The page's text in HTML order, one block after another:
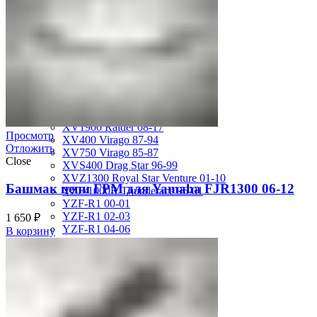
TDM850 96-01
XV1900 Raider 08-17
XV400 Virago 87-94
XV750 Virago 85-87
XVS400 Drag Star 96-99
XVZ1300 Royal Star Venture 01-10
YZF-1000R Thunderace 96-01
YZF-R1 00-01
YZF-R1 02-03
YZF-R1 04-06
YZF-R1 07-08
YZF-R1 98-99
YZF-R6 03-05
YZF-R6 06-07
Просмотр
Отложить
Close
Башмак цепи ГРМ для Yamaha FJR1300 06-12
1 650 ₽
В корзину